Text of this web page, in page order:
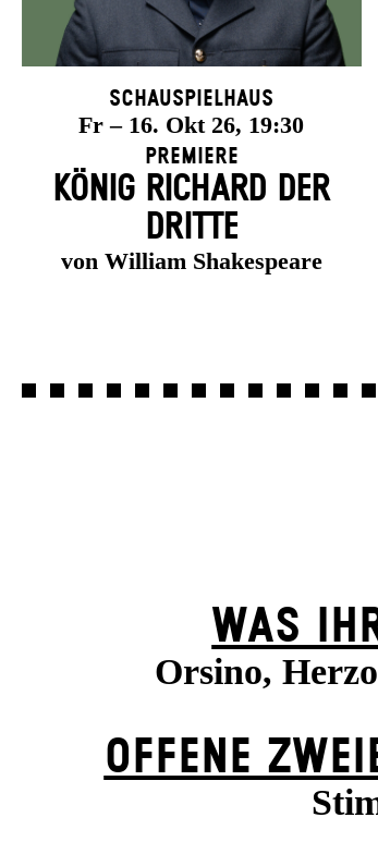
Schauspielhaus
Fr – 16. Okt 26, 19:30
Premiere
KÖNIG RICHARD DER
DRITTE
von William Shakespeare
WAS
Orsino,
OFFENE